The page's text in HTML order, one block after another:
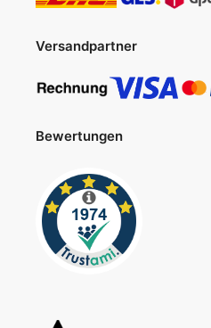
Versandpartner
Bewertungen